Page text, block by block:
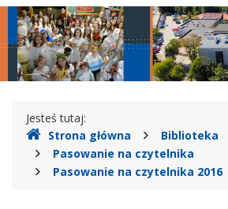
Gdzie
jesteśmy
Jesteś tutaj:
Strona główna
Biblioteka
Pasowanie na czytelnika
Pasowanie na czytelnika 2016